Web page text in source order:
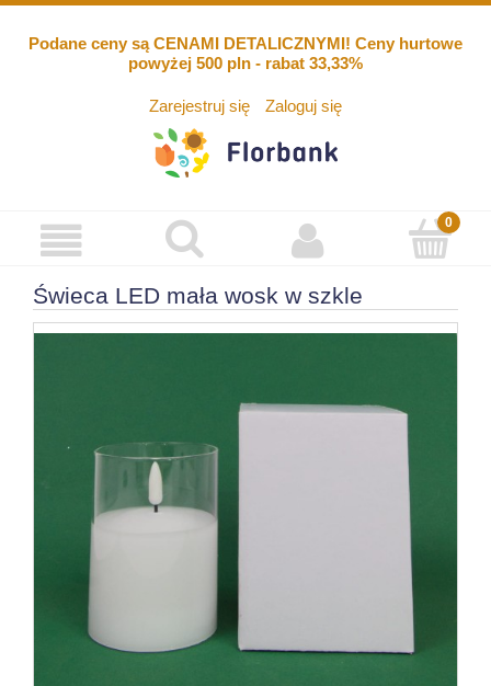
Podane ceny są CENAMI DETALICZNYMI! Ceny hurtowe
powyżej 500 pln - rabat 33,33%
Zarejestruj się Zaloguj się
Świeca LED mała wosk w szkle